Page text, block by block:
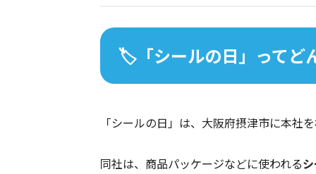
🏷️「シールの日」ってど
「シールの日」は、大阪府摂津市に本社
同社は、商品パッケージなどに使われる